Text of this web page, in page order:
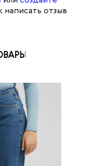
написать отзыв